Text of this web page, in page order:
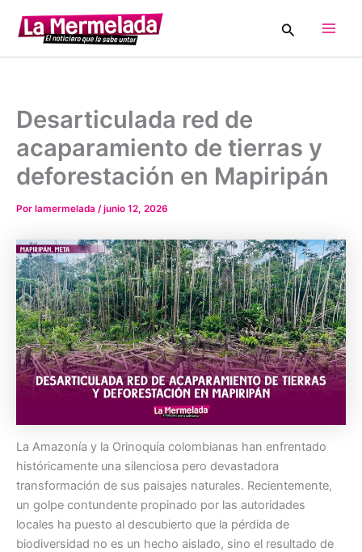
contenido
Buscar
Desarticulada red de
acaparamiento de tierras y
deforestación en Mapiripán
Por lamermelada /junio 12, 2026
La Amazonía y la Orinoquía colombianas han enfrentado
históricamente una silenciosa pero devastadora
transformación de sus paisajes naturales. Recientemente,
un golpe contundente propinado por las autoridades
locales ha puesto al descubierto que la pérdida de
biodiversidad no es un hecho aislado, sino el resultado de